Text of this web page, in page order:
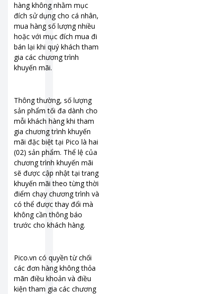
hàng không nhằm mục
đích sử dụng cho cá nhân,
mua hàng số lượng nhiều
hoặc với mục đích mua đi
bán lại khi quý khách tham
gia các chương trình
khuyến mãi.
Thông thường, số lượng
sản phẩm tối đa dành cho
mỗi khách hàng khi tham
gia chương trình khuyến
mãi đặc biệt tại Pico là hai
(02) sản phẩm. Thể lệ của
chương trình khuyến mãi
sẽ được cập nhật tại trang
khuyến mãi theo từng thời
điểm chạy chương trình và
có thể được thay đổi mà
không cần thông báo
trước cho khách hàng.
Pico.vn có quyền từ chối
các đơn hàng không thỏa
mãn điều khoản và điều
kiện tham gia các chương